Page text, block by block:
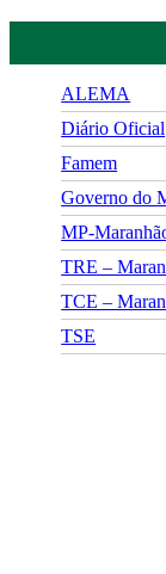
ALEMA
Diário Oficial
Famem
Governo do
MP-
TRE –
TCE –
TSE